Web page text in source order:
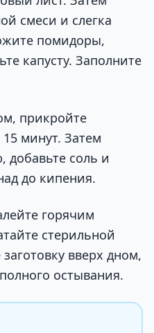
смеси и слегка
помидоры,
капусту. Заполните
прикройте
минут. Затем
добавьте соль и
до кипения.
горячим
стерильной
вверх дном,
остывания.